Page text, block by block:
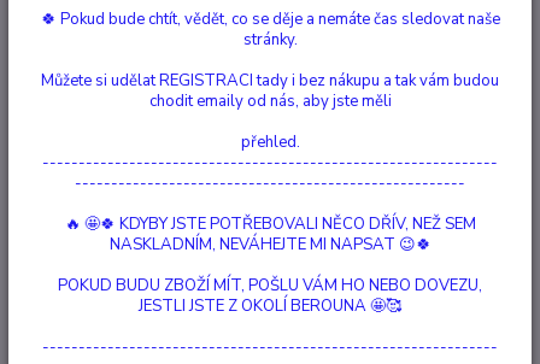
dělala radost....celý popis
Dostupnost Vyprodáno
316 Kč/ks
2035-02
Materiál:
skleněný hrneček, sójový vosk, vonný olej, bavlněný
knot, sklo
🍀 Pokud bude chtít, vědět, co se děje a nemáte čas sledovat naše
stránky.
Můžete si udělat REGISTRACI tady i bez nákupu a tak vám budou
chodit emaily od nás, aby jste měli
přehled.
---------------------------------------------------------------
------------------------------------------------------
🔥 🤩🍀 KDYBY JSTE POTŘEBOVALI NĚCO DŘÍV, NEŽ SEM
NASKLADNÍM, NEVÁHEJTE MI NAPSAT 😉🍀
POKUD BUDU ZBOŽÍ MÍT, POŠLU VÁM HO NEBO DOVEZU,
JESTLI JSTE Z OKOLÍ BEROUNA 🤩🥰
---------------------------------------------------------------